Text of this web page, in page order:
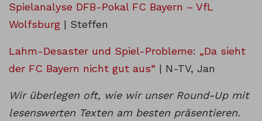
Spielanalyse DFB-Pokal FC Bayern – VfL
Wolfsburg | Steffen
Lahm-Desaster und Spiel-Probleme: „Da sieht
der FC Bayern nicht gut aus“ | N-TV, Jan
Wir überlegen oft, wie wir unser Round-Up mit
lesenswerten Texten am besten präsentieren.